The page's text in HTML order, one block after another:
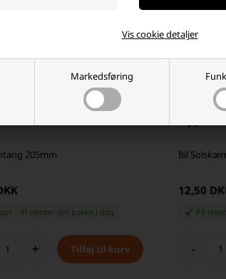
Markedsføring
Vis cookie detaljer
205mm
-Vi sender din pakke i dag
+
Bil
12,50
På lager
-